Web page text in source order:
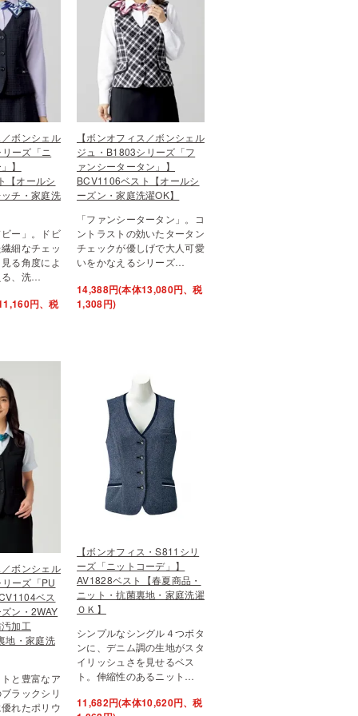
ボンシェル
ーズ「ニ
】
【オールシ
チ・家庭洗
ー」。ドビ
細なチェッ
る角度によ
る、洗…
円、税
【ボンオフィス／ボンシェル
ジュ・B1803シリーズ「フ
ァンシータータン」】
BCV1106ベスト【オールシ
ーズン・家庭洗濯OK】
「ファンシータータン」。コ
ントラストの効いたタータン
チェックが優しげで大人可愛
いをかなえるシリーズ…
14,388円(本体13,080円、税
1,308円)
ボンシェル
ーズ「PU
ベス
ン・2WAY
加工
地・家庭洗
と豊富なア
ラックシリ
れたポリウ
【ボンオフィス・S811シリ
ーズ「ニットコーデ」】
AV1828ベスト【春夏商品・
ニット・抗菌裏地・家庭洗濯
ＯＫ】
シンプルなシングル４つボタ
ンに、デニム調の生地がスタ
イリッシュさを見せるベス
ト。伸縮性のあるニット…
11,682円(本体10,620円、税